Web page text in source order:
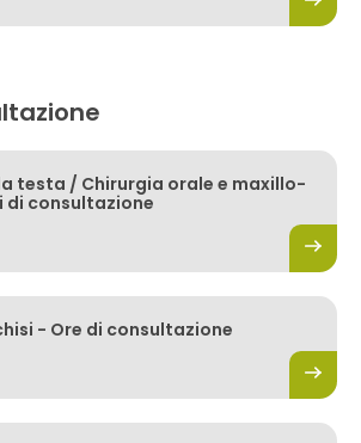
testa / Chirurgia orale e maxillo-
di consultazione
- Ore di consultazione